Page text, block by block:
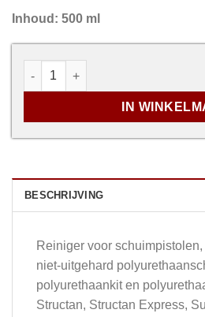
Inhoud: 500 ml
Pur Cleaner NBS aantal
IN
BESCHRIJVING
Reiniger voor
niet-uitgehard
polyurethaankit en
Structan, Structan Express,